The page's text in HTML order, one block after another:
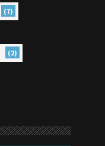
(7)
(2)